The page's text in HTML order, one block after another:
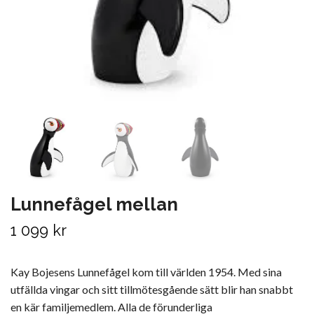
Lunnefågel mellan
1 099 kr
Kay Bojesens Lunnefågel kom till världen 1954. Med sina
utfällda vingar och sitt tillmötesgående sätt blir han snabbt
en kär familjemedlem. Alla de förunderliga